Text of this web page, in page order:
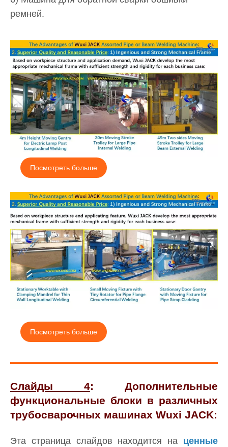
ремней.
Посмотреть больше
Посмотреть больше
Слайды 4: Дополнительные
функциональные блоки в различных
трубосварочных машинах Wuxi JACK:
Эта страница слайдов находится на ценные